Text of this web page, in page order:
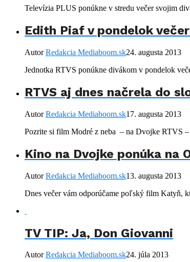
Televízia PLUS ponúkne v stredu večer svojim
Edith Piaf v pondelok
AutorRedakcia Mediaboom.sk24. augusta 2013
Jednotka RTVS ponúkne divákom v pondelok
RTVS aj dnes načrela do
AutorRedakcia Mediaboom.sk17. augusta 2013
Pozrite si film Modré z neba – na Dvojke RTVS –
Kino na Dvojke ponúka na
AutorRedakcia Mediaboom.sk13. augusta 2013
Dnes večer vám odporúčame poľský film Katyň,
TV TIP: Ja, Don Giovanni
AutorRedakcia Mediaboom.sk24. júla 2013